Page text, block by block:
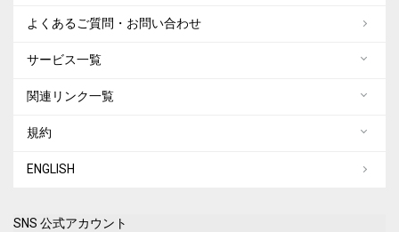
よくあるご質問・お問い合わせ
サービス一覧
関連リンク一覧
規約
ENGLISH
SNS 公式アカウント